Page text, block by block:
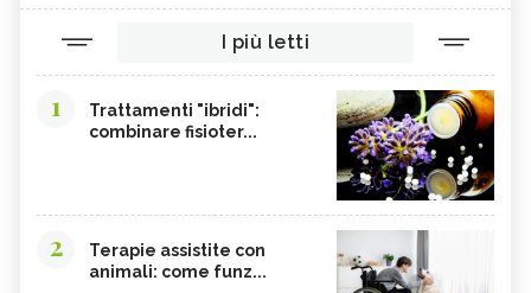
I più letti
1
Trattamenti "ibridi":
combinare fisioter...
2
Terapie assistite con
animali: come funz...